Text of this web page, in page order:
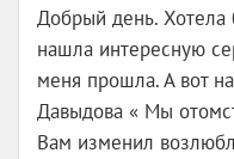
Добрый день. Хотела
нашла интересную
меня прошла. А вот
Давыдова « Мы
Вам изменил